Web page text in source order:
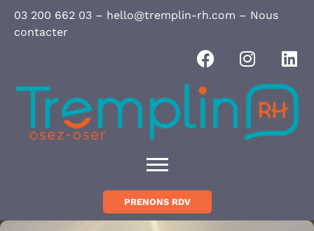
03 200 662 03 – hello@tremplin-rh.com – Nous
contacter
PRENONS RDV
Panneau de gestion des cookies